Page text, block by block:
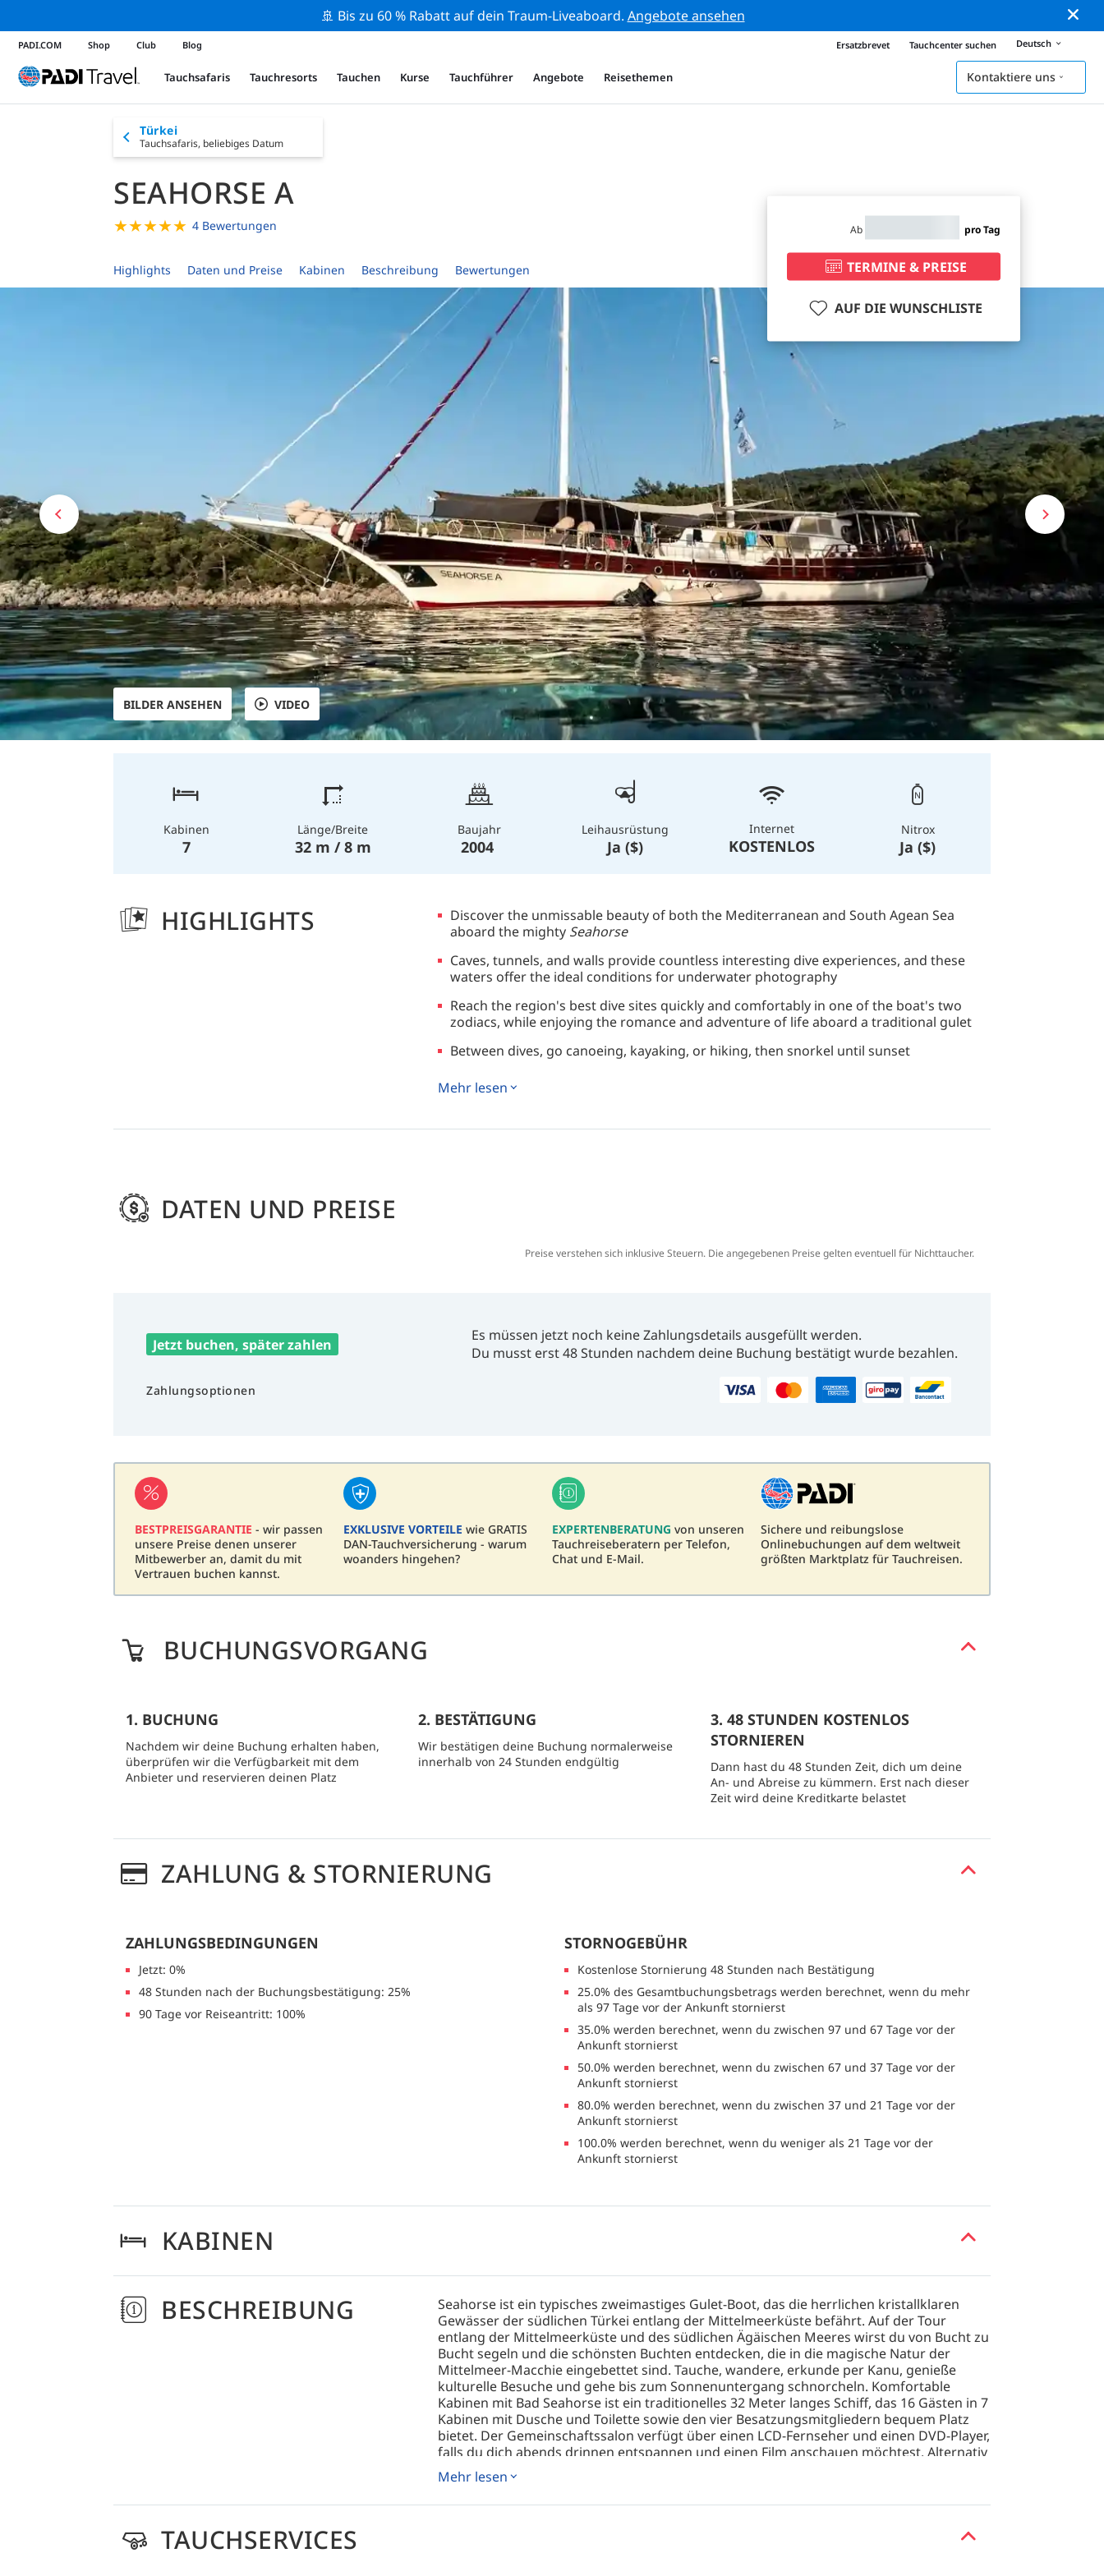
🚢 Bis zu 60 % Rabatt auf dein Traum-Liveaboard. Angebote ansehen
PADI.COM Shop Club Blog Ersatzbrevet Tauchcenter suchen Deutsch
Tauchsafaris Tauchresorts Tauchen Kurse Tauchführer Angebote Reisethemen Kontaktiere uns
Türkei
Tauchsafaris, beliebiges Datum
SEAHORSE A
★★★★★ 4 Bewertungen
Highlights Daten und Preise Kabinen Beschreibung Bewertungen
Ab pro Tag
TERMINE & PREISE
AUF DIE WUNSCHLISTE
BILDER ANSEHEN VIDEO
Kabinen
7
Länge/Breite
32 m / 8 m
Baujahr
2004
Leihausrüstung
Ja ($)
Internet
KOSTENLOS
Nitrox
Ja ($)
HIGHLIGHTS
Discover the unmissable beauty of both the Mediterranean and South Agean Sea
aboard the mighty Seahorse
Caves, tunnels, and walls provide countless interesting dive experiences, and these
waters offer the ideal conditions for underwater photography
Reach the region's best dive sites quickly and comfortably in one of the boat's two
zodiacs, while enjoying the romance and adventure of life aboard a traditional gulet
Between dives, go canoeing, kayaking, or hiking, then snorkel until sunset
Mehr lesen
DATEN UND PREISE
Preise verstehen sich inklusive Steuern. Die angegebenen Preise gelten eventuell für Nichttaucher.
Jetzt buchen, später zahlen
Es müssen jetzt noch keine Zahlungsdetails ausgefüllt werden.
Du musst erst 48 Stunden nachdem deine Buchung bestätigt wurde bezahlen.
Zahlungsoptionen
BESTPREISGARANTIE - wir passen
unsere Preise denen unserer
Mitbewerber an, damit du mit
Vertrauen buchen kannst.
EXKLUSIVE VORTEILE wie GRATIS
DAN-Tauchversicherung - warum
woanders hingehen?
EXPERTENBERATUNG von unseren
Tauchreiseberatern per Telefon,
Chat und E-Mail.
Sichere und reibungslose
Onlinebuchungen auf dem weltweit
größten Marktplatz für Tauchreisen.
BUCHUNGSVORGANG
1. BUCHUNG
Nachdem wir deine Buchung erhalten haben,
überprüfen wir die Verfügbarkeit mit dem
Anbieter und reservieren deinen Platz
2. BESTÄTIGUNG
Wir bestätigen deine Buchung normalerweise
innerhalb von 24 Stunden endgültig
3. 48 STUNDEN KOSTENLOS
STORNIEREN
Dann hast du 48 Stunden Zeit, dich um deine
An- und Abreise zu kümmern. Erst nach dieser
Zeit wird deine Kreditkarte belastet
ZAHLUNG & STORNIERUNG
ZAHLUNGSBEDINGUNGEN
Jetzt: 0%
48 Stunden nach der Buchungsbestätigung: 25%
90 Tage vor Reiseantritt: 100%
STORNOGEBÜHR
Kostenlose Stornierung 48 Stunden nach Bestätigung
25.0% des Gesamtbuchungsbetrags werden berechnet, wenn du mehr
als 97 Tage vor der Ankunft stornierst
35.0% werden berechnet, wenn du zwischen 97 und 67 Tage vor der
Ankunft stornierst
50.0% werden berechnet, wenn du zwischen 67 und 37 Tage vor der
Ankunft stornierst
80.0% werden berechnet, wenn du zwischen 37 und 21 Tage vor der
Ankunft stornierst
100.0% werden berechnet, wenn du weniger als 21 Tage vor der
Ankunft stornierst
KABINEN
BESCHREIBUNG
Seahorse ist ein typisches zweimastiges Gulet-Boot, das die herrlichen kristallklaren
Gewässer der südlichen Türkei entlang der Mittelmeerküste befährt. Auf der Tour
entlang der Mittelmeerküste und des südlichen Ägäischen Meeres wirst du von Bucht zu
Bucht segeln und die schönsten Buchten entdecken, die in die magische Natur der
Mittelmeer-Macchie eingebettet sind. Tauche, wandere, erkunde per Kanu, genieße
kulturelle Besuche und gehe bis zum Sonnenuntergang schnorcheln. Komfortable
Kabinen mit Bad Seahorse ist ein traditionelles 32 Meter langes Schiff, das 16 Gästen in 7
Kabinen mit Dusche und Toilette sowie den vier Besatzungsmitgliedern bequem Platz
bietet. Der Gemeinschaftssalon verfügt über einen LCD-Fernseher und einen DVD-Player,
falls du dich abends drinnen entspannen und einen Film anschauen möchtest. Alternativ
gibt es für diejenigen, die sich lieber im Freien entspannen, super bequeme Sitzsäcke
und Grillmöglichkeiten auf dem Sonnendeck. Genieße frische mediterrane Küche Auf
Vollpensionsbasis wirst du während deines Abendessens und Mittagessens an Bord des
Mehr lesen
TAUCHSERVICES